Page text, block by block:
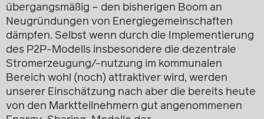
übergangsmäßig – den bisherigen Boom an
Neugründungen von Energiegemeinschaften
dämpfen. Selbst wenn durch die Implementierung
des P2P-Modells insbesondere die dezentrale
Stromerzeugung/-nutzung im kommunalen
Bereich wohl (noch) attraktiver wird, werden
unserer Einschätzung nach aber die bereits heute
von den Marktteilnehmern gut angenommenen